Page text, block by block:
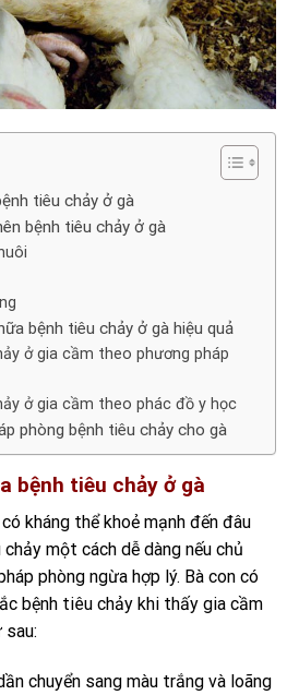
tiêu chảy ở gà
bệnh tiêu chảy ở gà
bệnh tiêu chảy ở gà hiệu quả
ở gia cầm theo phương pháp
ở gia cầm theo phác đồ y học
phòng bệnh tiêu chảy cho gà
bệnh tiêu chảy ở gà
kháng thể khoẻ mạnh đến đâu
một cách dễ dàng nếu chủ
phòng ngừa hợp lý. Bà con có
bệnh tiêu chảy khi thấy gia cầm
sau:
chuyển sang màu trắng và loãng